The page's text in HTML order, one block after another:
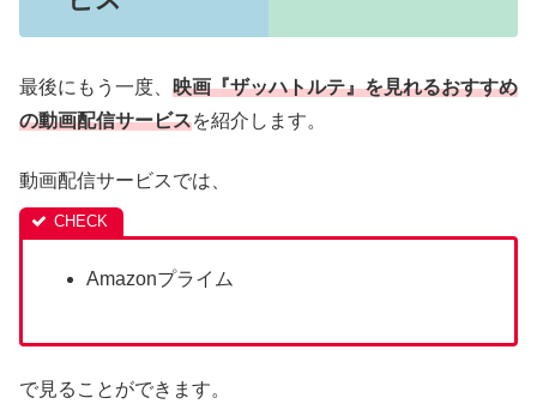
最後にもう一度、 映画『ザッハトルテ』を見れるおすすめ
の動画配信サービスを紹介します。
動画配信サービスでは、
Amazonプライム
で見ることができます。